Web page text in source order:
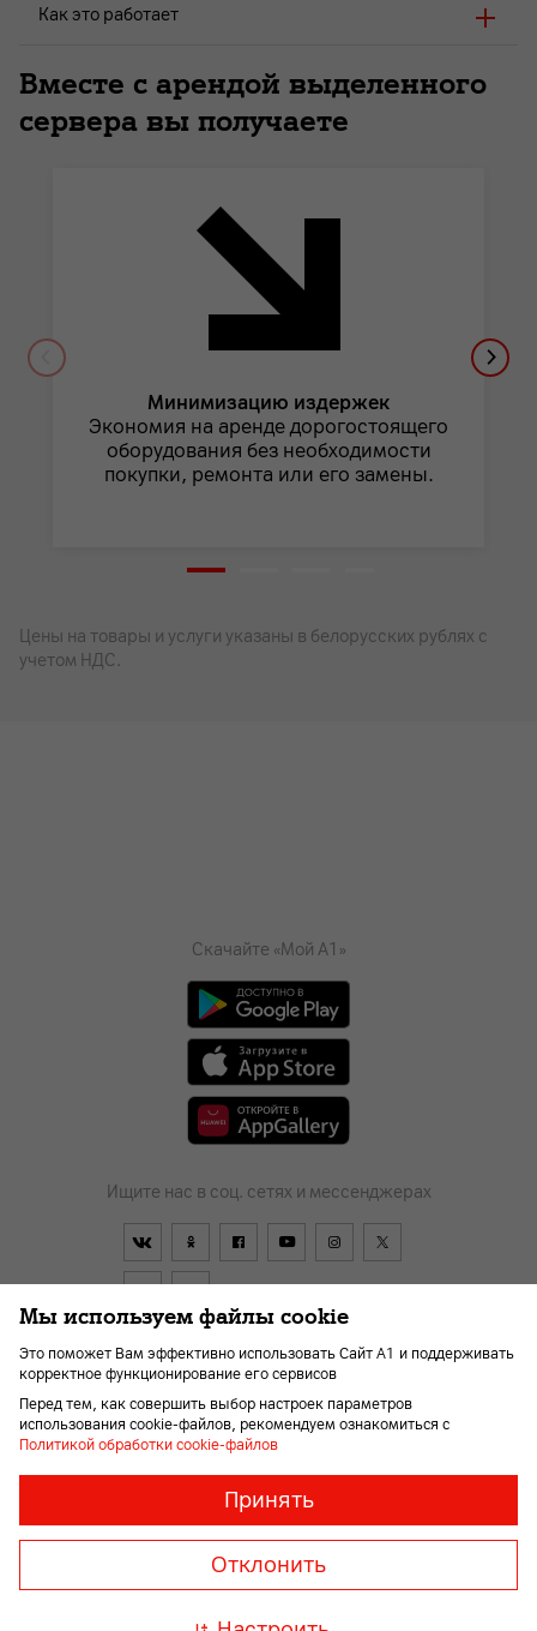
Как это работает
Вместе с арендой выделенного
сервера вы получаете
Минимизацию издержек
Экономия на аренде дорогостоящего
оборудования без необходимости
покупки, ремонта или его замены.
Цены на товары и услуги указаны в белорусских рублях с
учетом НДС.
Скачайте «Мой А1»
Ищите нас в соц. сетях и мессенджерах
Договор О компании Новости
Помощь и поддержка
Kарьера Для слабовидящих
© 2026 Унитарное предприятие «А1». Все права защищены.
Member of A1 Group
A1 Austria A1 Croatia
А1
Мы используем файлы cookie
Это поможет Вам эффективно использовать Сайт А1 и поддерживать
корректное функционирование его сервисов
Перед тем, как совершить выбор настроек параметров
использования cookie-файлов, рекомендуем ознакомиться с
Политикой обработки cookie-файлов
«cookie»
Отклонить
Принять